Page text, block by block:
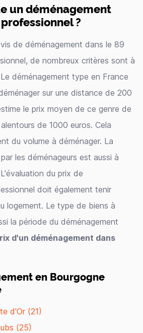
un déménagement
?
de déménagement dans le 89
de nombreux critères sont à
déménagement type en France
sur une distance de 200
le prix moyen de ce genre de
de 1000 euros. Cela
du volume à déménager. La
les déménageurs est aussi à
du prix de
doit également tenir
logement. Le type de biens à
la période du déménagement
d'un déménagement dans
en Bourgogne
d'Or (21)
(25)